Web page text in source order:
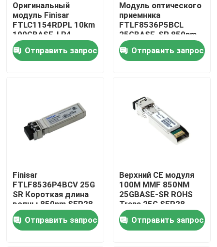
Дом
Продукты
Путешествие фабрики
Проверка качества
Новости
Продукты Nvidia AI
Оригинальный
модуль Finisar
FTLC1154RDPL 10km
100GBASE-LR4
QSFP28 SMF
оптический
приемопередатчик
Отправить запрос
Модуль оптического
приемника
FTLF8536P5BCL
25GBASE-SR 850nm
100m MMF SFP28-
25G-SR
Отправить запрос
Finisar
FTLF8536P4BCV 25G
SR Короткая длина
волны 850nm SFP28
оптический
приемопередатчик
Отправить запрос
Верхний CE модуля
100M MMF 850NM
25GBASE-SR ROHS
Trans 25G SFP28
Отправить запрос